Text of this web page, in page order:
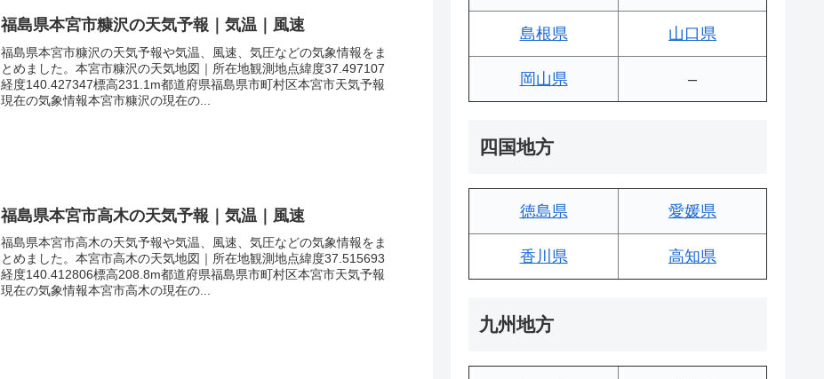
福島県本宮市糠沢の天気予報｜気温｜風速
福島県本宮市糠沢の天気予報や気温、風速、気圧などの気象情報をま
とめました。本宮市糠沢の天気地図｜所在地観測地点緯度37.497107
経度140.427347標高231.1m都道府県福島県市町村区本宮市天気予報
現在の気象情報本宮市糠沢の現在の...
福島県本宮市高木の天気予報｜気温｜風速
福島県本宮市高木の天気予報や気温、風速、気圧などの気象情報をま
とめました。本宮市高木の天気地図｜所在地観測地点緯度37.515693
経度140.412806標高208.8m都道府県福島県市町村区本宮市天気予報
現在の気象情報本宮市高木の現在の...
島根県 山口県
岡山県 –
四国地方
徳島県 愛媛県
香川県 高知県
九州地方